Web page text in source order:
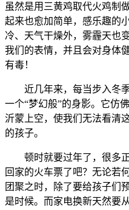
虽然是用三黄鸡取代火鸡制
起来也愈加简单，感乐趣的
冷、天气干燥外，雾霾天也
我们的表情，并且会对身体
有毒！
近几年来，每当步入冬季
一个“梦幻般”的身影。它仿
沂蒙上空，使我们无法看清
的孩子。
顿时就要过年了，很多正
回家的火车票了吧？无论若
团聚之时，除了要给孩子们
是时候。而家电换新天然要